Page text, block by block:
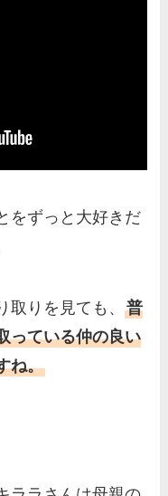
をずっと大好きだ
取りを見ても、普
っている仲の良い
ね。